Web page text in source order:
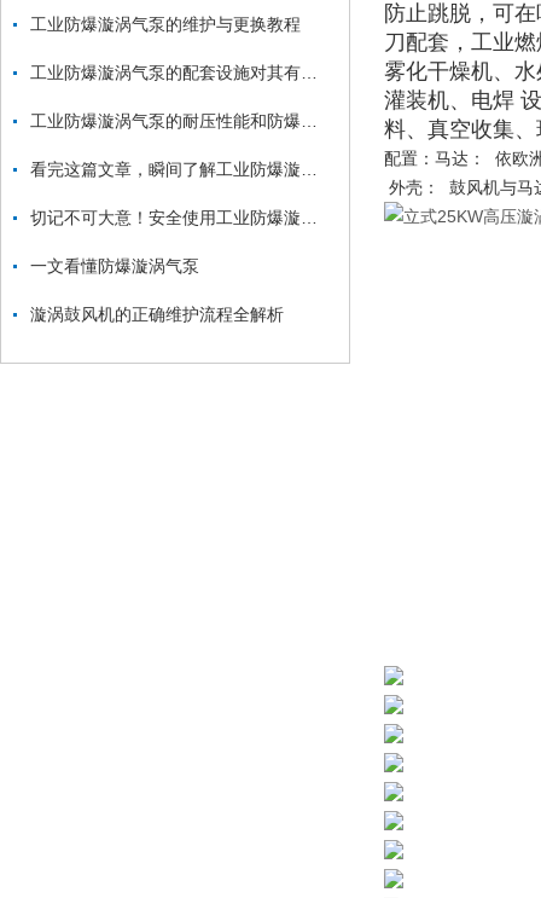
工业防爆漩涡气泵的维护与更换教程
一文看懂防爆漩涡气泵
漩涡鼓风机的正确维护流程全解析
防止跳脱
刀配套，工业
雾化干燥机、
灌装机、电焊
料、真空收集
配置：马达： 依欧
外壳： 鼓风机与马